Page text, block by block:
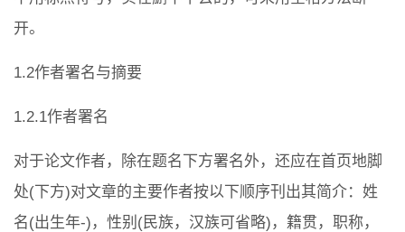
开。
1.2作者署名与摘要
1.2.1作者署名
对于论文作者，除在题名下方署名外，还应在首页地脚
处(下方)对文章的主要作者按以下顺序刊出其简介：姓
名(出生年-)，性别(民族，汉族可省略)，籍贯，职称，